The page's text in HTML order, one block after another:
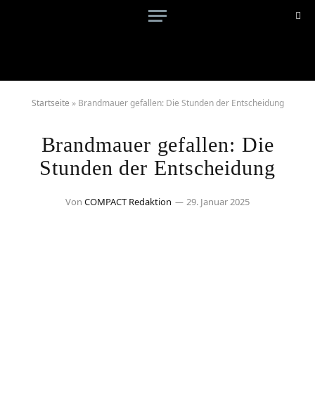
Startseite » Brandmauer gefallen: Die Stunden der Entscheidung
Brandmauer gefallen: Die
Stunden der Entscheidung
Von COMPACT Redaktion 29. Januar 2025